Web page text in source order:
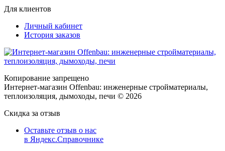
Для клиентов
Личный кабинет
История заказов
Копирование запрещено
Интернет-магазин Offenbau: инженерные стройматериалы,
теплоизоляция, дымоходы, печи © 2026
Скидка за отзыв
Оставьте отзыв о нас
в Яндекс.Справочнике